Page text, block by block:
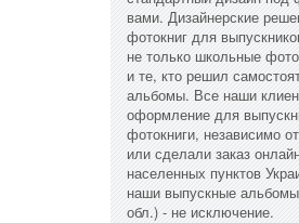
вами. Дизайнерские
фотокниг для
не только школьные
и те, кто решил
альбомы. Все наши
оформление для
фотокниги, независимо
или сделали заказ
населенных пунктов
наши выпускные
обл.) - не исключение.